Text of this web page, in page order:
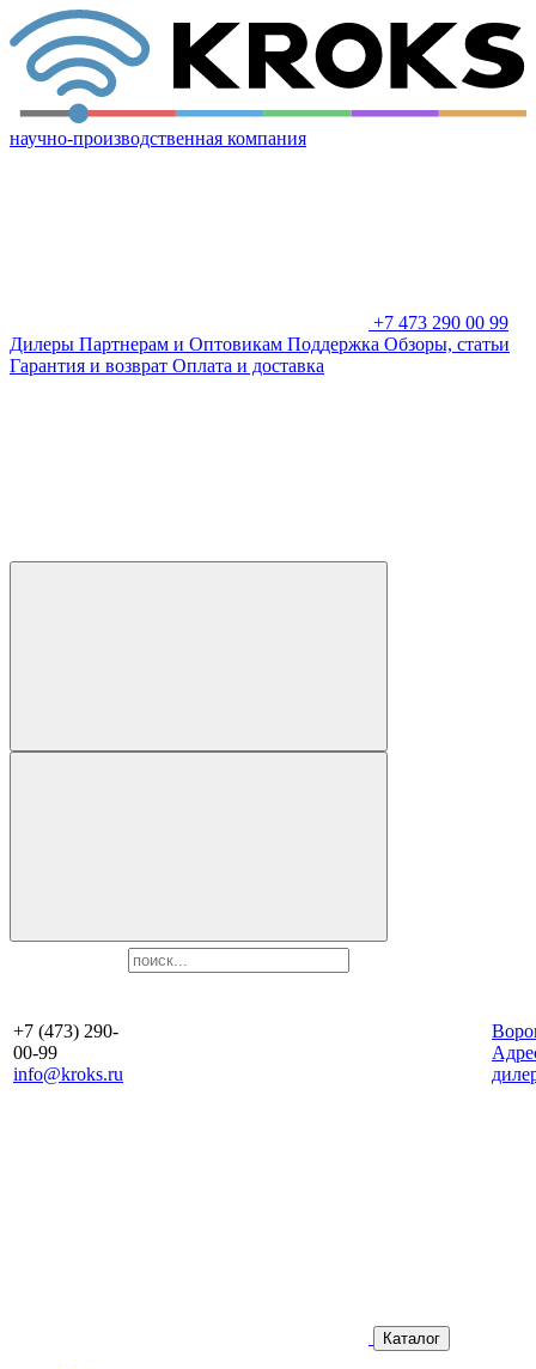
научно-производственная компания
+7 473 290 00 99
Дилеры Партнерам и Оптовикам Поддержка Обзоры, статьи
Гарантия и возврат Оплата и доставка
+7 (473) 290-
00-99
info@kroks.ru
Каталог